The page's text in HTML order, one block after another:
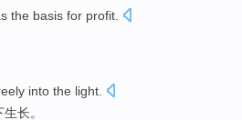
the basis for profit
into the light
长。